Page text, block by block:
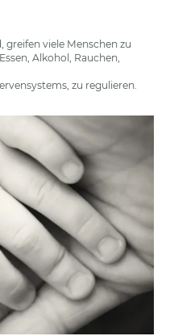
viele Menschen zu
Alkohol, Rauchen,
zu regulieren.